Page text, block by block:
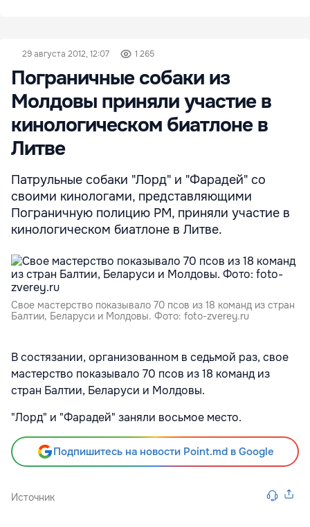
29 августа 2012, 12:07 1 265
Пограничные собаки из
Молдовы приняли участие в
кинологическом биатлоне в
Литве
Патрульные собаки "Лорд" и "Фарадей" со
своими кинологами, представляющими
Пограничную полицию РМ, приняли участие в
кинологическом биатлоне в Литве.
Свое мастерство показывало 70 псов из 18 команд из стран
Балтии, Беларуси и Молдовы. Фото: foto-zverey.ru
В состязании, организованном в седьмой раз, свое
мастерство показывало 70 псов из 18 команд из
стран Балтии, Беларуси и Молдовы.
"Лорд" и "Фарадей" заняли восьмое место.
Подпишитесь на новости Point.md в Google
Источник